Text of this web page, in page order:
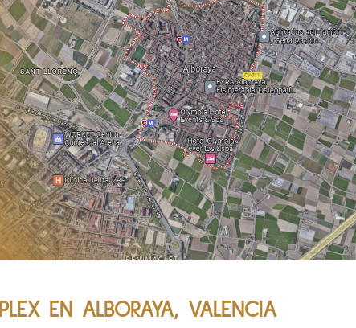
EN ALBORAYA, VALENCIA